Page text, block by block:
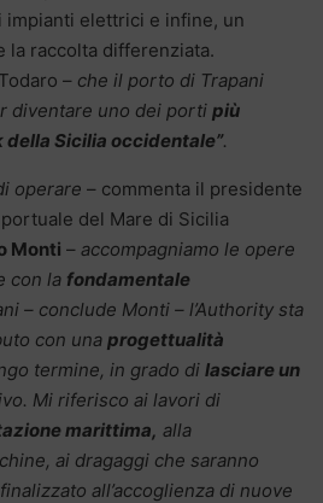
elettrici e infine, un
la raccolta differenziata.
– che il porto di Trapani
diventare uno dei porti più
Sicilia occidentale”.
operare – commenta il presidente
del Mare di Sicilia
Monti – accompagniamo le opere
con la fondamentale
– conclude Monti – l’Authority sta
con una progettualità
termine, in grado di lasciare un
Mi riferisco ai lavori di
marittima, alla
ai dragaggi che saranno
all’accoglienza di nuove